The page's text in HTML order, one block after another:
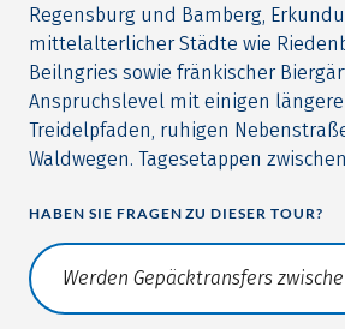
Regensburg und Bamberg,
mittelalterlicher Städte wie
Beilngries sowie fränkischer
Anspruchslevel mit einigen
Treidelpfaden, ruhigen
Waldwegen. Tagesetappen
HABEN SIE FRAGEN ZU DIESER TOUR?
Translate: a11y.faq.search